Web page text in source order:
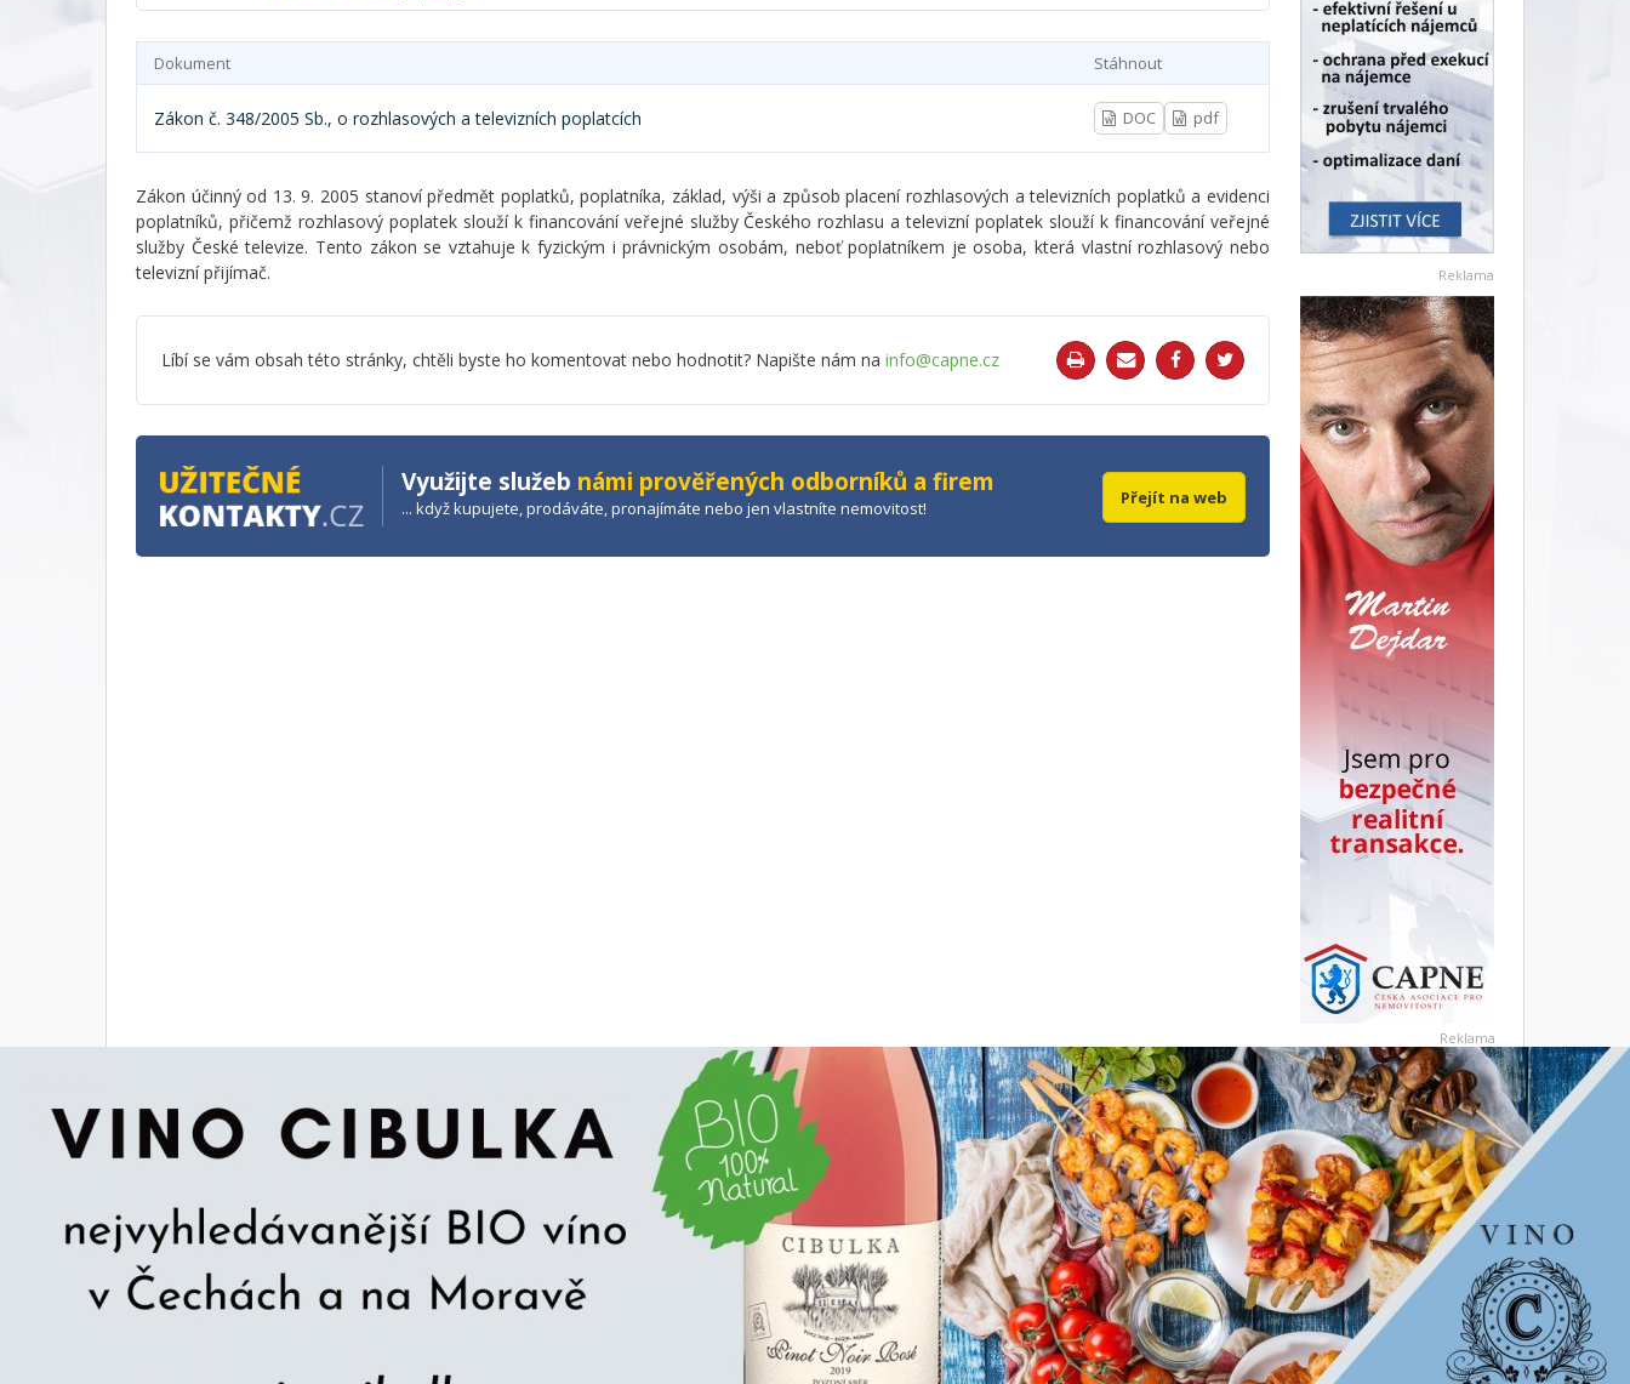
Reklama
Dokument Stáhnout
Zákon č. 348/2005 Sb., o rozhlasových a televizních poplatcích DOC pdf
Zákon účinný od 13. 9. 2005 stanoví předmět poplatků, poplatníka, základ, výši a způsob placení rozhlasových a televizních poplatků a evidenci
poplatníků, přičemž rozhlasový poplatek slouží k financování veřejné služby Českého rozhlasu a televizní poplatek slouží k financování veřejné
služby České televize. Tento zákon se vztahuje k fyzickým i právnickým osobám, neboť poplatníkem je osoba, která vlastní rozhlasový nebo
televizní přijímač.
Líbí se vám obsah této stránky, chtěli byste ho komentovat nebo hodnotit? Napište nám na info@capne.cz
Využijte služeb námi prověřených odborníků a firem
... když kupujete, prodáváte, pronajímáte nebo jen vlastníte nemovitost! Přejít na web
Reklama